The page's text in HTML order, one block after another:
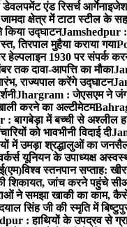
डेवलपमेंट एंड रिसर्च
क्षेत्र में टाटा स्टील के
किया उद्घाटनJamshedpur
तिरपाल मुहैया कराया गया
हेल्पलाइन 1930 पर संपर्क
तक दावा-आपत्ति का मौका
राज्यपाल करेंगे उद्घाटन
Jhargram : जेएसएम ने
करने का अल्टीमेटम
बागबेड़ा में बच्ची से अश्लील
को भावभीनी विदाई दी
में उमड़ा श्रद्धालुओं का
यूनियन के उपाध्यक्ष
विश्व स्तनपान सप्ताह:
शिकायत, जांच करने पहुंचे
ने समझा खाकी का काम,
सिंह जी की स्मृति में
: हाथियों के उपद्रव से